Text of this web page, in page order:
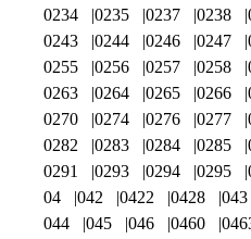
0234 0235 0237 0238
0243
0244 0246 0247
0255
0256 0257 0258
0263
0264 0265 0266
0270
0274 0276 0277
0282
0283 0284 0285
0291
0293 0294 0295
04
042 0422 0428 043
044
045 046 0460